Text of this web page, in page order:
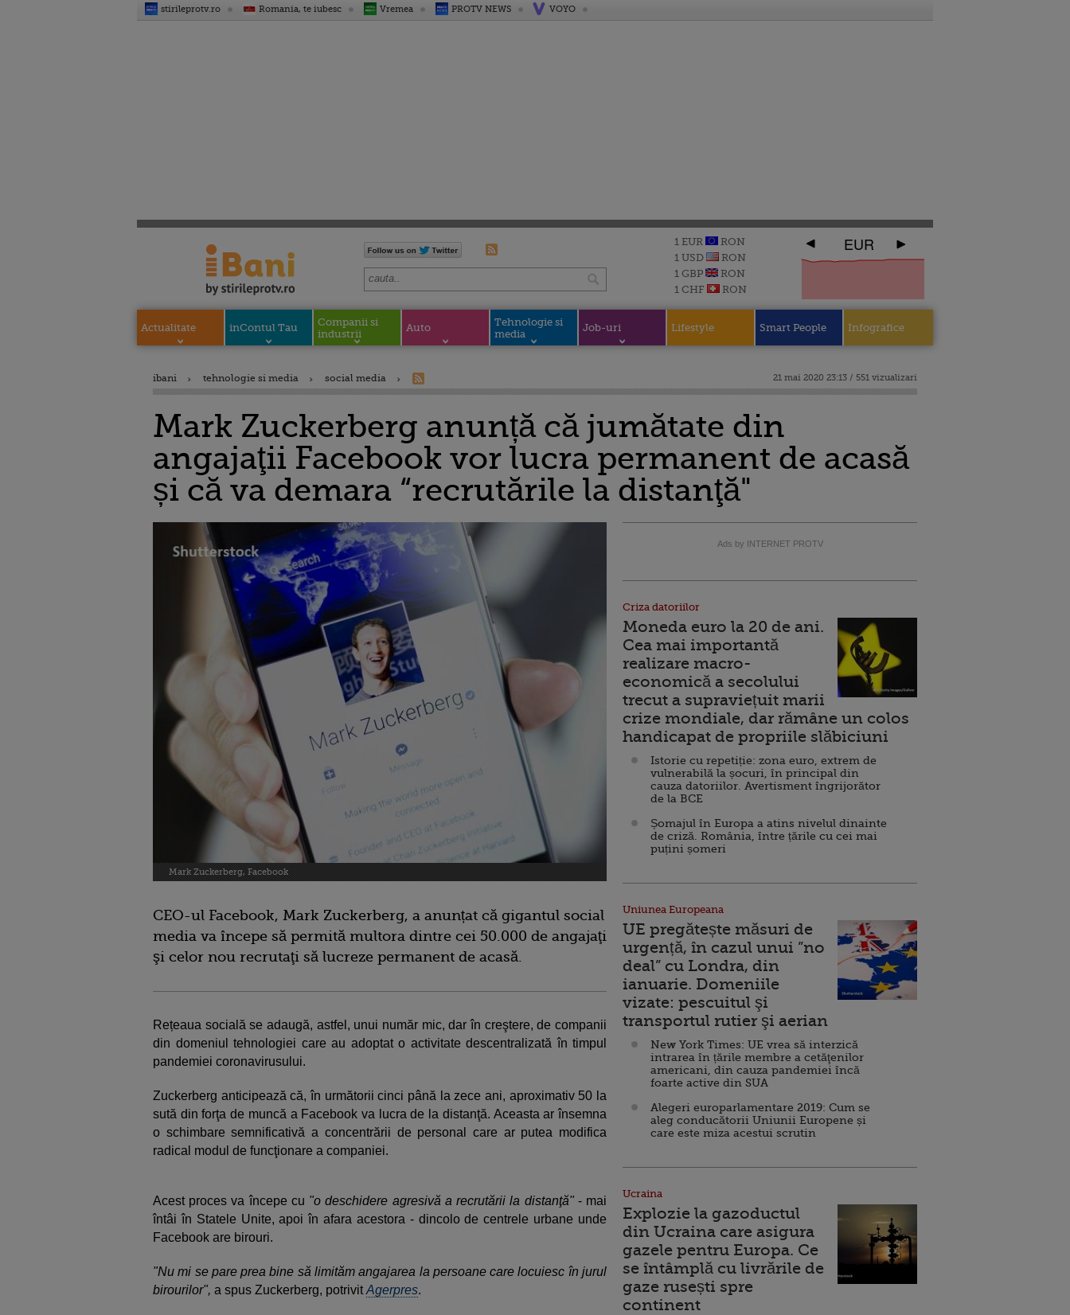
stirileprotv.ro Romania, te iubesc Vremea PROTV NEWS VOYO
1 EUR
RON
1 USD
RON
1 GBP
RON
1 CHF
RON
EUR
Actualitate inContul Tau
Companii si
industrii
Auto
Tehnologie si
media
Job-uri Lifestyle Smart People Infografice
ibani tehnologie si media social media 21 mai 2020 23:13 / 551 vizualizari
Mark Zuckerberg anunță că jumătate din
angajaţii Facebook vor lucra permanent de acasă
și că va demara “recrutările la distanţă"
Mark Zuckerberg, Facebook
CEO-ul Facebook, Mark Zuckerberg, a anunțat că gigantul social
media va începe să permită multora dintre cei 50.000 de angajaţi
şi celor nou recrutaţi să lucreze permanent de acasă.
Rețeaua socială se adaugă, astfel, unui număr mic, dar în creştere, de companii
din domeniul tehnologiei care au adoptat o activitate descentralizată în timpul
pandemiei coronavirusului.
Zuckerberg anticipează că, în următorii cinci până la zece ani, aproximativ 50 la
sută din forţa de muncă a Facebook va lucra de la distanţă. Aceasta ar însemna
o schimbare semnificativă a concentrării de personal care ar putea modifica
radical modul de funcţionare a companiei.
Acest proces va începe cu "o deschidere agresivă a recrutării la distanţă"- mai
întâi în Statele Unite, apoi în afara acestora - dincolo de centrele urbane unde
Facebook are birouri.
"Nu mi se pare prea bine să limităm angajarea la persoane care locuiesc în jurul
birourilor", a spus Zuckerberg, potrivitAgerpres.
Ads by INTERNET PROTV
Criza datoriilor
Moneda euro la 20 de ani.
Cea mai importantă
realizare macro-
economică a secolului
trecut a supraviețuit marii
crize mondiale, dar rămâne un colos
handicapat de propriile slăbiciuni
Istorie cu repetiție: zona euro, extrem de
vulnerabilă la șocuri, în principal din
cauza datoriilor. Avertisment îngrijorător
de la BCE
Șomajul în Europa a atins nivelul dinainte
de criză. România, între țările cu cei mai
puțini șomeri
Uniunea Europeana
UE pregătește măsuri de
urgență, în cazul unui ”no
deal” cu Londra, din
ianuarie. Domeniile
vizate: pescuitul şi
transportul rutier şi aerian
New York Times: UE vrea să interzică
intrarea în țările membre a cetăţenilor
americani, din cauza pandemiei încă
foarte active din SUA
Alegeri europarlamentare 2019: Cum se
aleg conducătorii Uniunii Europene și
care este miza acestui scrutin
Ucraina
Explozie la gazoductul
din Ucraina care asigura
gazele pentru Europa. Ce
se întâmplă cu livrările de
gaze rusești spre
continent